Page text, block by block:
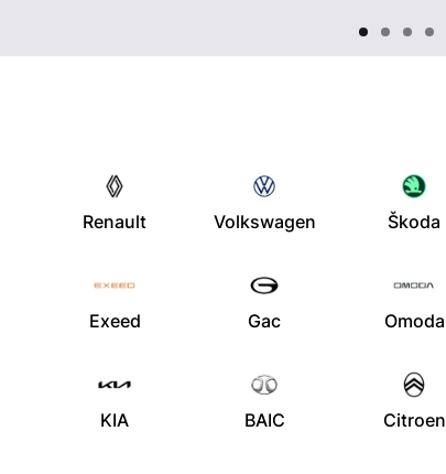
Renault Volkswagen Škoda
Exeed Gac Omoda
KIA BAIC Citroen